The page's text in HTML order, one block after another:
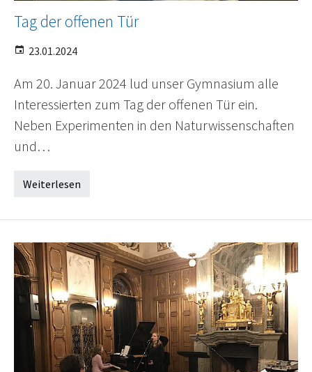
Tag der offenen Tür
23.01.2024
Am 20. Januar 2024 lud unser Gymnasium alle
Interessierten zum Tag der offenen Tür ein.
Neben Experimenten in den Naturwissenschaften
und…
Weiterlesen